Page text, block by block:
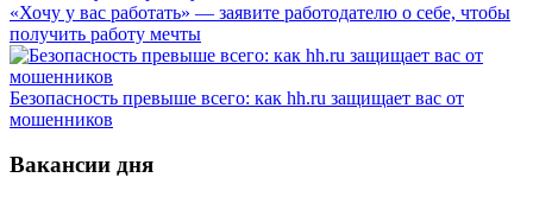
«Хочу у вас работать» — заявите работодателю о себе, чтобы
получить работу мечты
Безопасность превыше всего: как hh.ru защищает вас от
мошенников
Вакансии дня